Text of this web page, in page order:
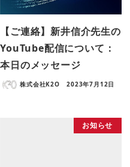
【ご連絡】新井信介先生の
YouTube配信について：
本日のメッセージ
株式会社K2O 2023年7月12日
お知らせ